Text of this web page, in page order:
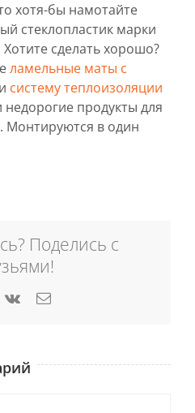
хотя-бы намотайте
стеклопластик марки
сделать хорошо?
ламельные маты с
систему теплоизоляции
продукты для
Монтируются в один
Поделись с
Vk Email